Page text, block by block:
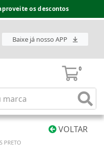
os descontos
Baixe já nosso APP
0
VOLTAR
PRETO